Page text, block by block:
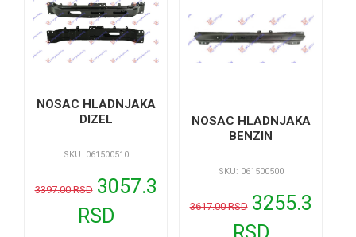
NOSAC HLADNJAKA
DIZEL
SKU: 061500510
3397.00 RSD 3057.3
RSD
NOSAC HLADNJAKA
BENZIN
SKU: 061500500
3617.00 RSD 3255.3